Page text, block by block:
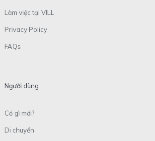
Làm việc tại VILL
Privacy Policy
FAQs
Người dùng
Có gì mới?
Di chuyển